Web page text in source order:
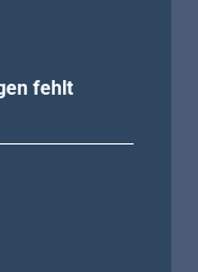
fehlt